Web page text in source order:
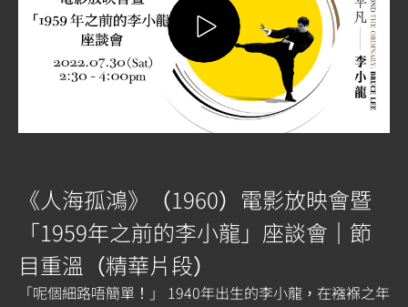
《人海孤鴻》（1960）電影放映會暨
「1959年之前的李小龍」座談會｜節
目重溫（精華片段）
「呢個細路唔簡單！」 1940年出生的李小龍，在襁褓之年